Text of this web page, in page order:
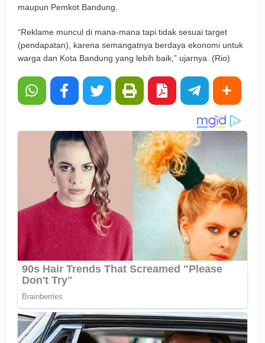
maupun Pemkot Bandung.
“Reklame muncul di mana-mana tapi tidak sesuai target
(pendapatan), karena semangatnya berdaya ekonomi untuk
warga dan Kota Bandung yang lebih baik,” ujarnya. (Rio)